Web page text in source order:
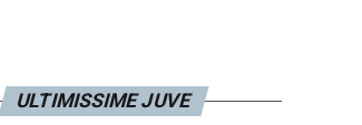
ULTIMISSIME JUVE